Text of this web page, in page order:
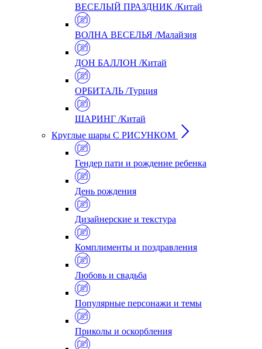
ВЕСЕЛЫЙ ПРАЗДНИК /Китай
ВОЛНА ВЕСЕЛЬЯ /Малайзия
ДОН БАЛЛОН /Китай
ОРБИТАЛЬ /Турция
ШАРИНГ /Китай
Круглые шары С РИСУНКОМ
Гендер пати и рождение ребенка
День рождения
Дизайнерские и текстура
Комплименты и поздравления
Любовь и свадьба
Популярные персонажи и темы
Приколы и оскорбления